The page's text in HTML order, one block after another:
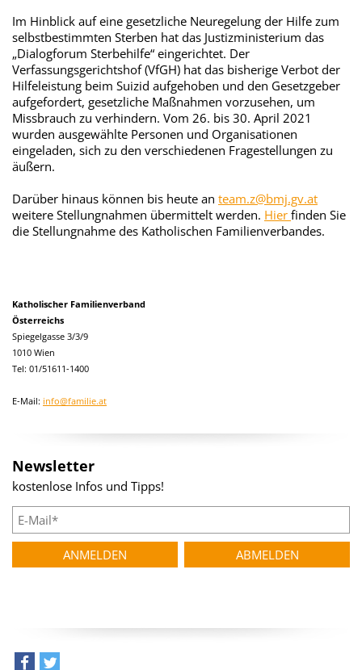
Im Hinblick auf eine gesetzliche Neuregelung der Hilfe zum
selbstbestimmten Sterben hat das Justizministerium das
„Dialogforum Sterbehilfe“ eingerichtet. Der
Verfassungsgerichtshof (VfGH) hat das bisherige Verbot der
Hilfeleistung beim Suizid aufgehoben und den Gesetzgeber
aufgefordert, gesetzliche Maßnahmen vorzusehen, um
Missbrauch zu verhindern. Vom 26. bis 30. April 2021
wurden ausgewählte Personen und Organisationen
eingeladen, sich zu den verschiedenen Fragestellungen zu
äußern.
Darüber hinaus können bis heute an team.z@bmj.gv.at
weitere Stellungnahmen übermittelt werden. Hier finden Sie
die Stellungnahme des Katholischen Familienverbandes.
Katholischer Familienverband
Österreichs
Spiegelgasse 3/3/9
1010 Wien
Tel: 01/51611-1400
E-Mail: info@familie.at
Newsletter
kostenlose Infos und Tipps!